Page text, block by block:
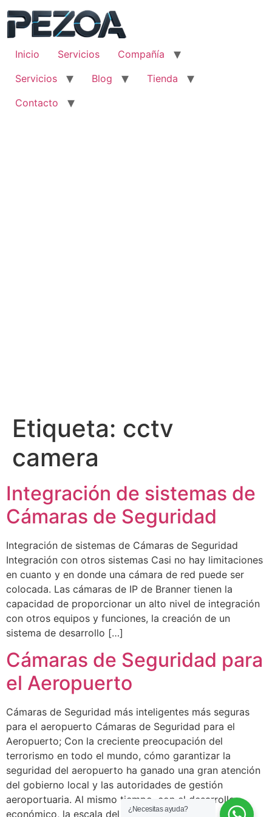
contenido
Inicio
Servicios
Compañía
Servicios
Blog
Tienda
Contacto
Etiqueta: cctv
camera
Integración de sistemas de
Cámaras de Seguridad
Integración de sistemas de Cámaras de Seguridad
Integración con otros sistemas Casi no hay limitaciones
en cuanto y en donde una cámara de red puede ser
colocada. Las cámaras de IP de Branner tienen la
capacidad de proporcionar un alto nivel de integración
con otros equipos y funciones, la creación de un
sistema de desarrollo […]
Cámaras de Seguridad para
el Aeropuerto
Cámaras de Seguridad más inteligentes más seguras
para el aeropuerto Cámaras de Seguridad para el
Aeropuerto; Con la creciente preocupación del
terrorismo en todo el mundo, cómo garantizar la
seguridad del aeropuerto ha ganado una gran atención
del gobierno local y las autoridades de gestión
aeroportuaria. Al mismo tiempo, con el desarrollo
económico, la escala del […]¿Necesitas ayuda?